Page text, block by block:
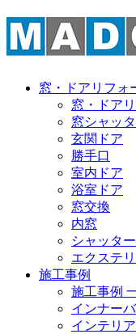
窓・ドアリフォ
窓・ドア
窓シャッ
玄関ドア
勝手口
室内ドア
浴室ドア
窓交換
内窓
シャッタ
エクステ
施工事例
施工事例
インナー
インテリ